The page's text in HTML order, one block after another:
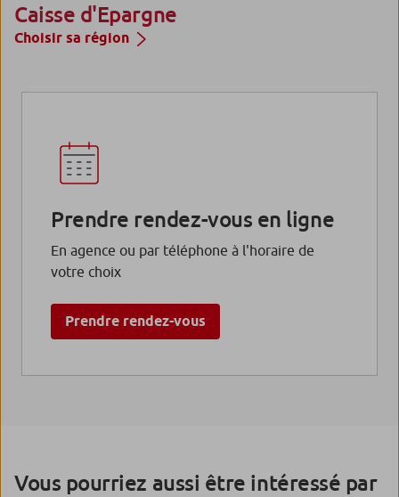
Caisse d'Epargne
Choisir sa région
Prendre rendez-vous en ligne
En agence ou par téléphone à l'horaire de
votre choix
Prendre rendez-vous
Vous pourriez aussi être intéressé par